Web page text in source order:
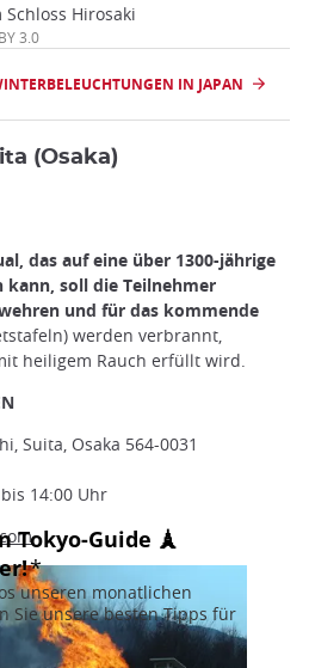
Hirosaki
3.0
IN JAPAN
(Osaka)
das auf eine über 1300-jährige
kann, soll die Teilnehmer
und für das kommende
werden verbrannt,
heiligem Rauch erfüllt wird.
Suita, Osaka 564-0031
14:00 Uhr